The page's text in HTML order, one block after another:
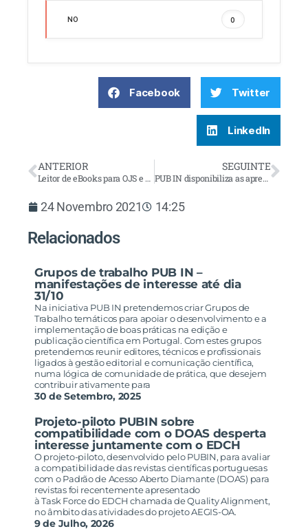
NO 0
Facebook Twitter
LinkedIn
ANTERIOR
Leitor de eBooks para OJS e OMP
SEGUINTE
PUB IN disponibiliza as apresentações e as gravações da série de webinars “Tudo sobre o OJS”
24 Novembro 2021 14:25
Relacionados
Grupos de trabalho PUB IN –
manifestações de interesse até dia
31/10
Na iniciativa PUB IN pretendemos criar Grupos de
Trabalho temáticos para apoiar o desenvolvimento e a
implementação de boas práticas na edição e
publicação científica em Portugal. Com estes grupos
pretendemos reunir editores, técnicos e profissionais
ligados à gestão editorial e comunicação científica,
numa lógica de comunidade de prática, que desejem
contribuir ativamente para
30 de Setembro, 2025
Projeto-piloto PUBIN sobre
compatibilidade com o DOAS desperta
interesse juntamente com o EDCH
O projeto-piloto, desenvolvido pelo PUBIN, para avaliar
a compatibilidade das revistas científicas portuguesas
com o Padrão de Acesso Aberto Diamante (DOAS) para
revistas foi recentemente apresentado
à Task Force do EDCH chamada de Quality Alignment,
no âmbito das atividades do projeto AEGIS-OA.
9 de Julho, 2026